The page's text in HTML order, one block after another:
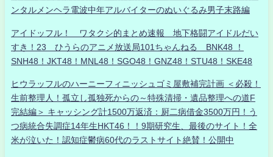
ンタルメンヘラ電波中年アルバイターのぬいぐるみ男子末路編
アイドッフル！ ワタクシ的まとめ速報 地下格闘アイドルだい
すき！23 ひうらのアニメ放送局101ちゃんねる BNK48 ！
SNH48！JKT48！MNL48！SGO48！GNZ48！STU48！SKE48
ヒウラッフルのハーニーフィニッシュゴミ屋敷補完計画 ＜必殺！
生前整理人！孤立し孤独死からの～特殊清掃・遺品整理への道F
完結編＞ キャッシング計1500万返済：厨二病借金3500万円！う
つ病統合失調症14年生HKT46！！9期研究生、最後のサイト！全
米が泣いた！認知症鬱病60代のラストサイト絶賛！公開中